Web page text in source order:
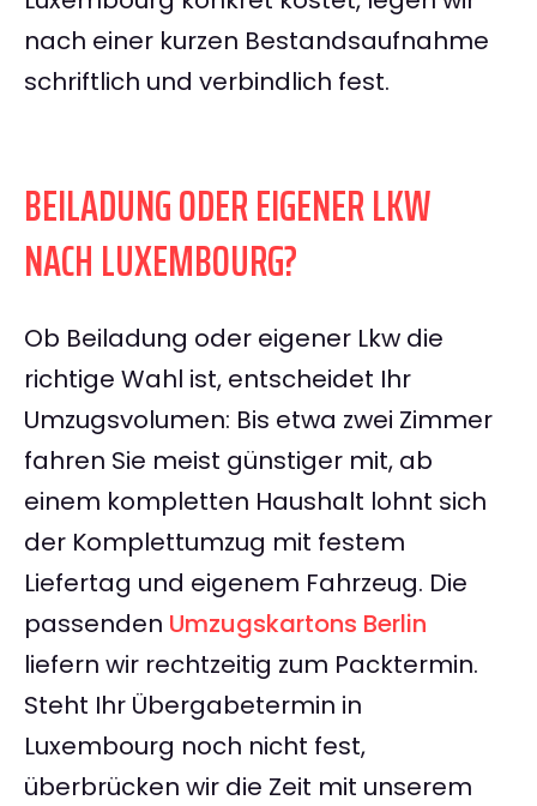
nach einer kurzen Bestandsaufnahme
schriftlich und verbindlich fest.
BEILADUNG ODER EIGENER LKW
NACH LUXEMBOURG?
Ob Beiladung oder eigener Lkw die
richtige Wahl ist, entscheidet Ihr
Umzugsvolumen: Bis etwa zwei Zimmer
fahren Sie meist günstiger mit, ab
einem kompletten Haushalt lohnt sich
der Komplettumzug mit festem
Liefertag und eigenem Fahrzeug. Die
passenden Umzugskartons Berlin
liefern wir rechtzeitig zum Packtermin.
Steht Ihr Übergabetermin in
Luxembourg noch nicht fest,
überbrücken wir die Zeit mit unserem